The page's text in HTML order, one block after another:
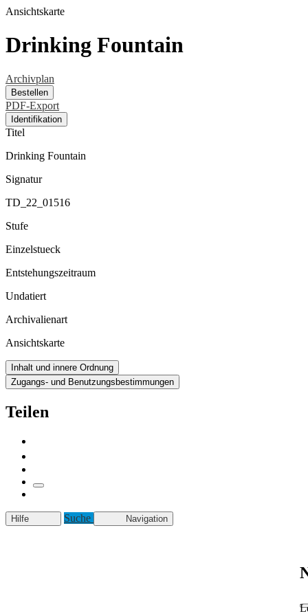
Ansichtskarte
Drinking Fountain
Archivplan
Bestellen
PDF-Export
Identifikation
Titel
Drinking Fountain
Signatur
TD_22_01516
Stufe
Einzelstueck
Entstehungszeitraum
Undatiert
Archivalienart
Ansichtskarte
Inhalt und innere Ordnung
Zugangs- und Benutzungsbestimmungen
Teilen
Hilfe Suche Navigation